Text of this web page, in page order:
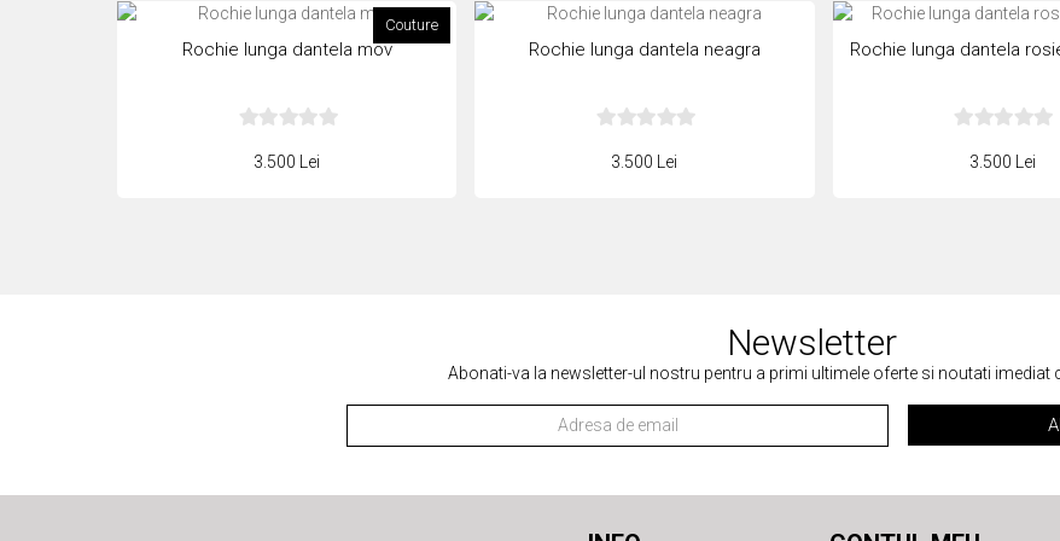
Couture
Rochie lunga dantela mov
3.500 Lei
Rochie lunga dantela neagra
3.500 Lei
Rochie lunga dantela
3.500 Lei
Newsletter
Abonati-va la newsletter-ul nostru pentru a primi ultimele oferte si noutati imediat